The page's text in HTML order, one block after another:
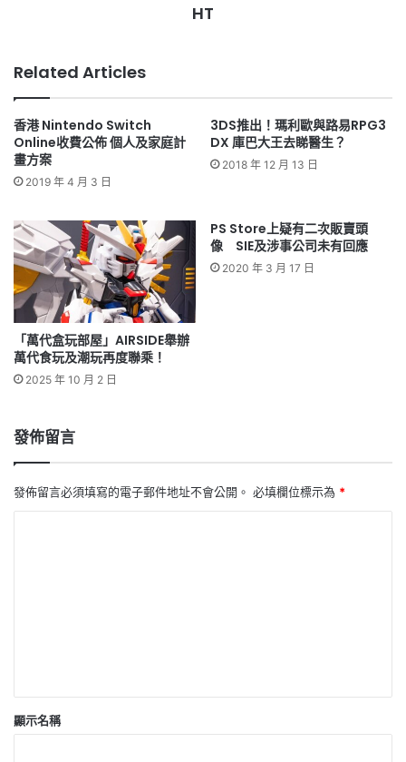
HT
Related Articles
香港 Nintendo Switch
Online收費公佈 個人及家庭計
畫方案
2019 年 4 月 3 日
3DS推出！瑪利歐與路易RPG3
DX 庫巴大王去睇醫生？
2018 年 12 月 13 日
「萬代盒玩部屋」AIRSIDE舉辦
萬代食玩及潮玩再度聯乘！
2025 年 10 月 2 日
PS Store上疑有二次販賣頭
像 SIE及涉事公司未有回應
2020 年 3 月 17 日
發佈留言
發佈留言必須填寫的電子郵件地址不會公開。 必填欄位標示為 *
顯示名稱